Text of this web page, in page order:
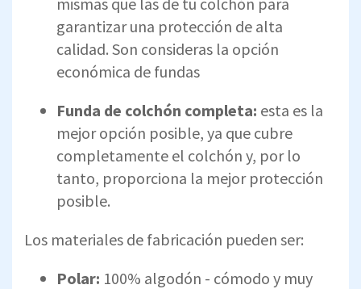
garantizar una protección de alta
calidad. Son consideras la opción
económica de fundas
Funda de colchón completa: esta es la
mejor opción posible, ya que cubre
completamente el colchón y, por lo
tanto, proporciona la mejor protección
posible.
Los materiales de fabricación pueden ser:
Polar: 100% algodón - cómodo y muy